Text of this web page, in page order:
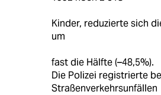
Kinder, reduzierte sich
um
fast die Hälfte (–48,5%).
Die Polizei registrierte
Straßenverkehrsunfällen